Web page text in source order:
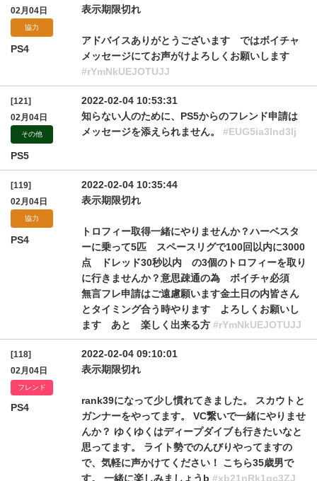
02月04日
協力
PS4
表示期限切れ
アドバイスありがとうございます ではボイチャ
メッセージにてお声がけよろしくお願いします
#rYmNkUEJOTUJJ
[121]
02月04日
その他
PS5
2022-02-04 10:53:31
知らない人のために、PS5からのフレンド申請は
メッセージを添えられません。 #EUG5ia3lnd3lj
[119]
02月04日
協力
PS4
2022-02-04 10:35:44
表示期限切れ
トロフィー取得一緒にやりませんか？ハーベスタ
ーに乗って5匹 スペースリグで100回以内に3000
点 ドレッド30秒以内 の3個のトロフィーを取り
に行きませんか？意思疎通の為 ボイチャ必須
無言フレ申請はご遠慮願います金土日の内皆さん
とタイミング合う時やります よろしくお願いし
ます あと 楽しく出来る方 #rYmNkUEJOTUJJ
[118]
02月04日
フレンド
PS4
2022-02-04 09:10:01
表示期限切れ
rank39になって少し慣れてきました。 スカウトと
ガンナーをやってます。 VC繋いで一緒にやりませ
んか？ ゆくゆくはディープダイブも行きたいなと
思ってます。 ライト勢でのんびりやってますの
で、気軽に声かけてください！ こちら35歳男で
す。 一緒に楽しみましょうb #xb21nRk1qc3ZJ